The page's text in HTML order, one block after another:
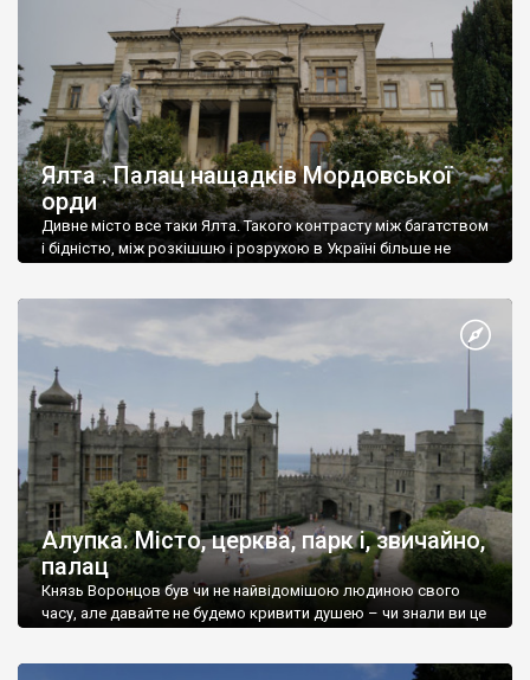
Ялта . Палац нащадків Мордовської
орди
Дивне місто все таки Ялта. Такого контрасту між багатством
і бідністю, між розкішшю і розрухою в Україні більше не
Алупка. Місто, церква, парк і, звичайно,
палац
Князь Воронцов був чи не найвідомішою людиною свого
часу, але давайте не будемо кривити душею – чи знали ви це